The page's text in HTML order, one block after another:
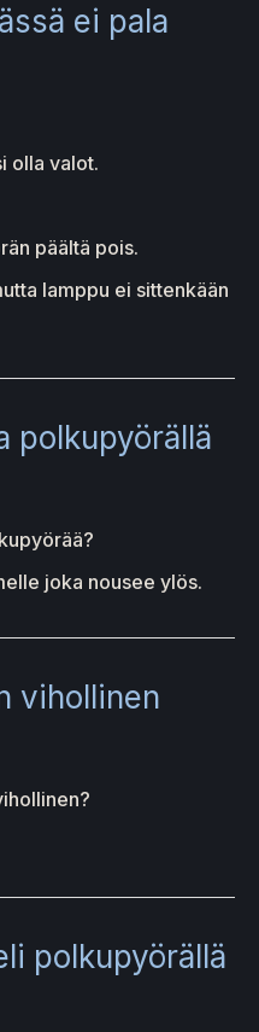
ei pala
olla valot.
päältä pois.
lamppu ei sittenkään
polkupyörällä
joka nousee ylös.
vihollinen
polkupyörällä